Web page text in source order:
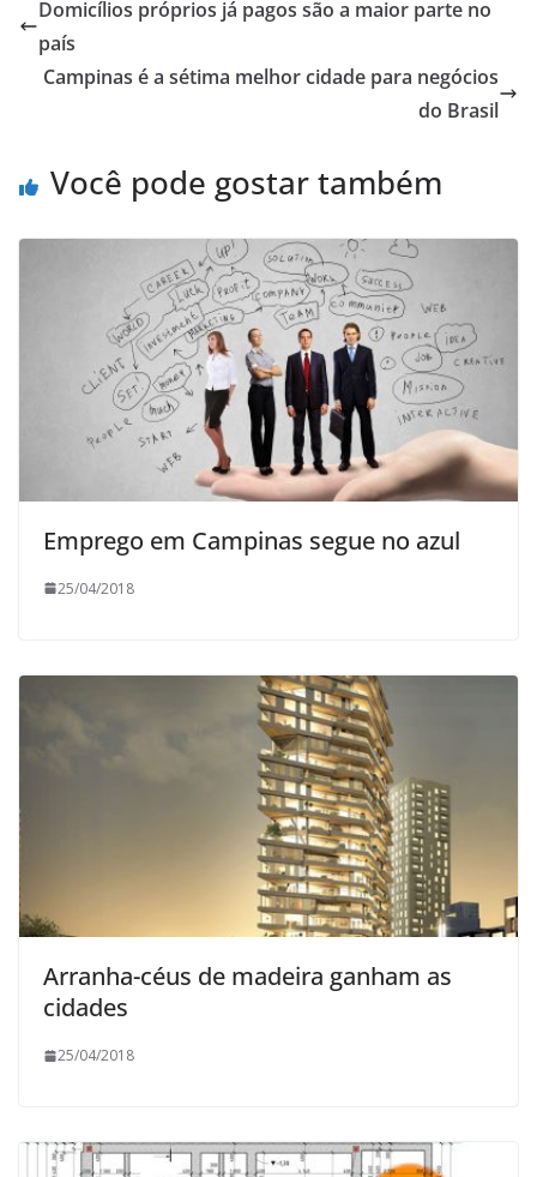
Domicílios próprios já pagos são a maior parte no
país
Campinas é a sétima melhor cidade para negócios
do Brasil
Você pode gostar também
Emprego em Campinas segue no azul
25/04/2018
Arranha-céus de madeira ganham as
cidades
25/04/2018